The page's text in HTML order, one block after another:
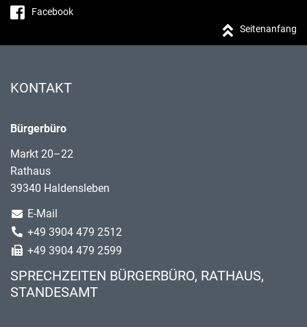
Facebook
Seitenanfang
KONTAKT
Bürgerbüro
Markt 20–22
Rathaus
39340 Haldensleben
E-Mail
+49 3904 479 2512
+49 3904 479 2599
SPRECHZEITEN BÜRGERBÜRO, RATHAUS,
STANDESAMT